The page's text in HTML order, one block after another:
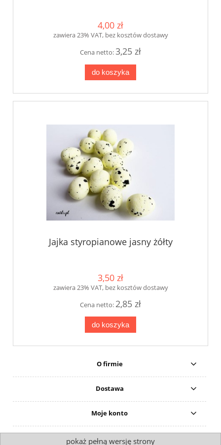
4,00 zł
zawiera 23% VAT, bez kosztów dostawy
Cena netto:3,25 zł
do koszyka
Jajka styropianowe jasny żółty
3,50 zł
zawiera 23% VAT, bez kosztów dostawy
Cena netto: 2,85 zł
do koszyka
O firmie
Dostawa
Moje konto
pokaż pełną wersję strony